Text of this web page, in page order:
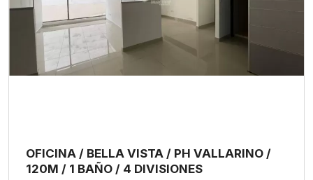
OFICINA / BELLA VISTA / PH VALLARINO /
120M / 1 BAÑO / 4 DIVISIONES